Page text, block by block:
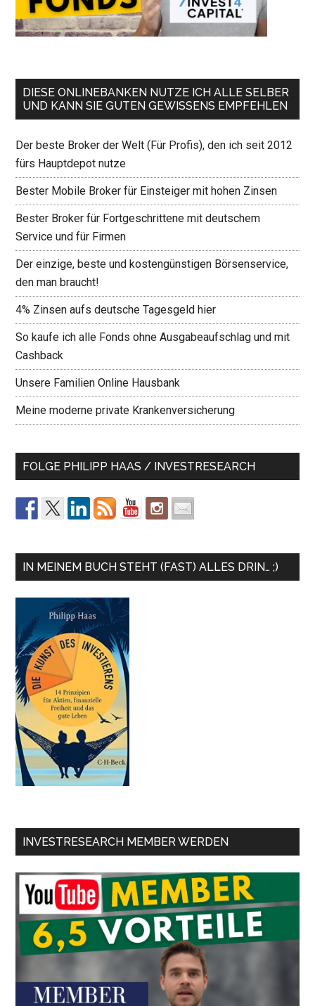
DIESE ONLINEBANKEN NUTZE ICH ALLE SELBER
UND KANN SIE GUTEN GEWISSENS EMPFEHLEN
Der beste Broker der Welt (Für Profis), den ich seit 2012
fürs Hauptdepot nutze
Bester Mobile Broker für Einsteiger mit hohen Zinsen
Bester Broker für Fortgeschrittene mit deutschem
Service und für Firmen
Der einzige, beste und kostengünstigen Börsenservice,
den man braucht!
4% Zinsen aufs deutsche Tagesgeld hier
So kaufe ich alle Fonds ohne Ausgabeaufschlag und mit
Cashback
Unsere Familien Online Hausbank
Meine moderne private Krankenversicherung
FOLGE PHILIPP HAAS / INVESTRESEARCH
IN MEINEM BUCH STEHT (FAST) ALLES DRIN… ;)
INVESTRESEARCH MEMBER WERDEN